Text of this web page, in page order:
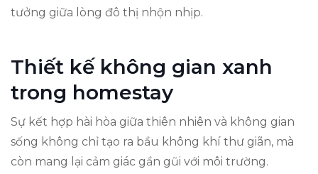
tưởng giữa lòng đô thị nhộn nhịp.
Thiết kế không gian xanh
trong homestay
Sự kết hợp hài hòa giữa thiên nhiên và không gian
sống không chỉ tạo ra bầu không khí thư giãn, mà
còn mang lại cảm giác gần gũi với môi trường.